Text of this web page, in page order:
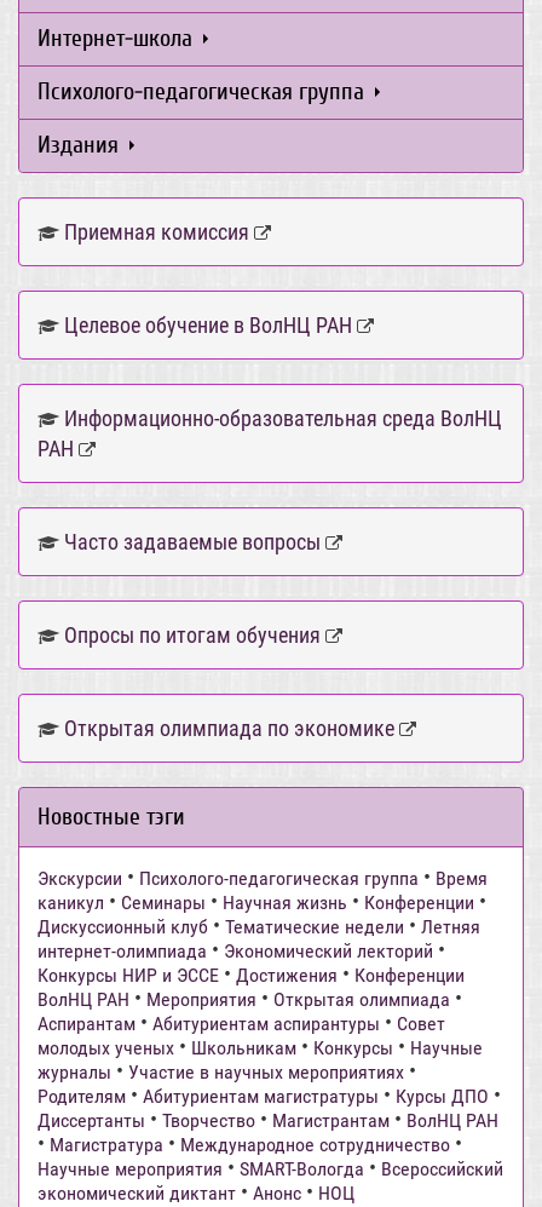
Интернет-школа
Психолого-педагогическая группа
Издания
Приемная комиссия
Целевое обучение в ВолНЦ РАН
Информационно-образовательная среда ВолНЦ
РАН
Часто задаваемые вопросы
Опросы по итогам обучения
Открытая олимпиада по экономике
Новостные тэги
Экскурсии • Психолого-педагогическая группа • Время
каникул • Семинары • Научная жизнь • Конференции •
Дискуссионный клуб • Тематические недели • Летняя
интернет-олимпиада • Экономический лекторий •
Конкурсы НИР и ЭССЕ • Достижения • Конференции
ВолНЦ РАН • Мероприятия • Открытая олимпиада •
Аспирантам • Абитуриентам аспирантуры • Совет
молодых ученых • Школьникам • Конкурсы • Научные
журналы • Участие в научных мероприятиях •
Родителям • Абитуриентам магистратуры • Курсы ДПО •
Диссертанты • Творчество • Магистрантам • ВолНЦ РАН
• Магистратура • Международное сотрудничество •
Научные мероприятия • SMART-Вологда • Всероссийский
экономический диктант • Анонс • НОЦ